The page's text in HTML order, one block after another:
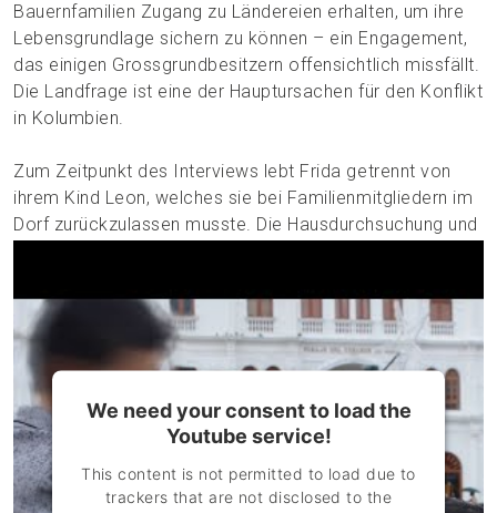
Bauernfamilien Zugang zu Ländereien erhalten, um ihre
Lebensgrundlage sichern zu können – ein Engagement,
das einigen Grossgrundbesitzern offensichtlich missfällt.
Die Landfrage ist eine der Hauptursachen für den Konflikt
in Kolumbien.
Zum Zeitpunkt des Interviews lebt Frida getrennt von
ihrem Kind Leon, welches sie bei Familienmitgliedern im
Dorf zurückzulassen musste. Die Hausdurchsuchung und
Tochter zu liebe. Der heute elfjährige Leon vermisst
seine Mutter sehr. Im Audiointerview kommt seine innere
Zerrissenheit zum Ausdruck; soll er in seinem Dorf bei
seiner Schule, seinen Freunden und anderen
Familienmitgliedern bleiben? Oder zu seiner Mutter
ziehen, die er sehr vermisst und um die er sich ständig
sorgt?
We need your consent to load the
Youtube service!
This content is not permitted to load due to
trackers that are not disclosed to the